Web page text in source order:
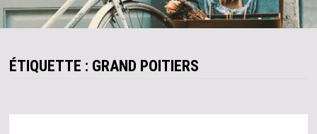
ÉTIQUETTE : GRAND POITIERS